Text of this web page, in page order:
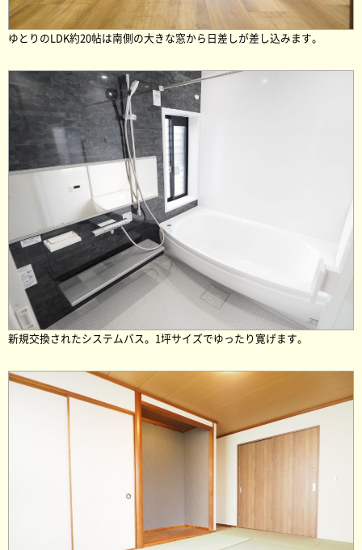
ゆとりのLDK約20帖は南側の大きな窓から日差しが差し込みます。
新規交換されたシステムバス。1坪サイズでゆったり寛げます。